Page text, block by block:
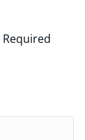
Required